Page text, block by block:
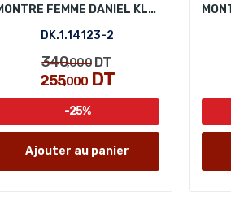
MONTRE FEMME DANIEL KLEIN DK.1.14123-2
DK.1.14123-2
340,000DT
255,000 DT
-25%
Ajouter au panier